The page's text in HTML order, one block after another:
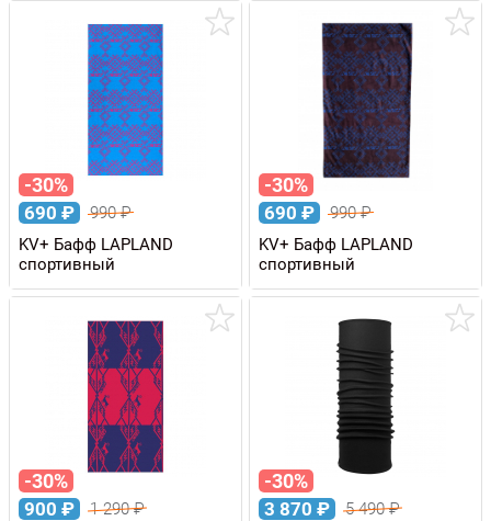
-30%
690 ₽ 990₽
KV+ Бафф LAPLAND
спортивный
-30%
690 ₽ 990₽
KV+ Бафф LAPLAND
спортивный
-30%
900 ₽ 1 290₽
-30%
3 870 ₽ 5 490₽